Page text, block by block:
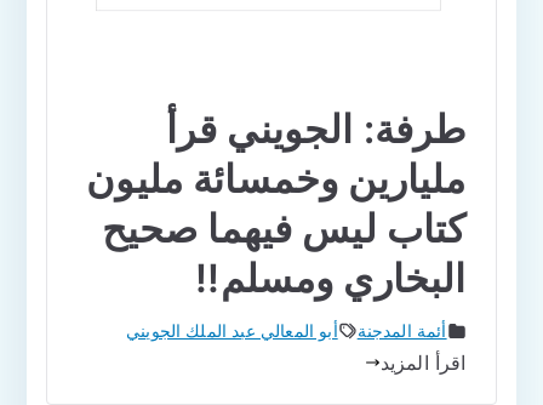
طرفة: الجويني قرأ
مليارين وخمسائة مليون
كتاب ليس فيهما صحيح
البخاري ومسلم!!
أئمة المدجنة أبو المعالي عبد الملك الجويني
اقرأ المزيد